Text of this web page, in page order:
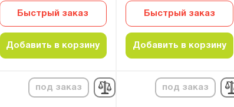
Быстрый заказ
Добавить в корзину
Быстрый заказ
Добавить в корзину
под заказ под заказ